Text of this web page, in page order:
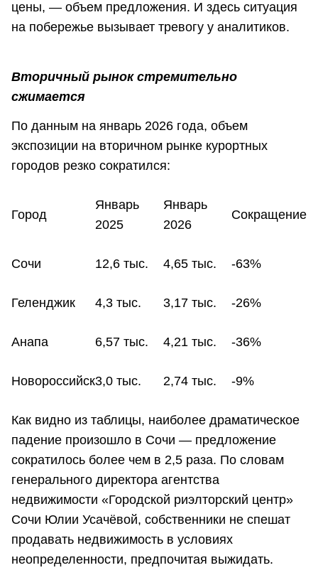
цены, — объем предложения. И здесь ситуация
на побережье вызывает тревогу у аналитиков.
Вторичный рынок стремительно
сжимается
По данным на январь 2026 года, объем
экспозиции на вторичном рынке курортных
городов резко сократился:
Город
Январь
2025
Январь
2026
Сокращение
Сочи 12,6 тыс. 4,65 тыс. -63%
Геленджик 4,3 тыс. 3,17 тыс. -26%
Анапа 6,57 тыс. 4,21 тыс. -36%
Новороссийск3,0 тыс. 2,74 тыс. -9%
Как видно из таблицы, наиболее драматическое
падение произошло в Сочи — предложение
сократилось более чем в 2,5 раза. По словам
генерального директора агентства
недвижимости «Городской риэлторский центр»
Сочи Юлии Усачёвой, собственники не спешат
продавать недвижимость в условиях
неопределенности, предпочитая выжидать.